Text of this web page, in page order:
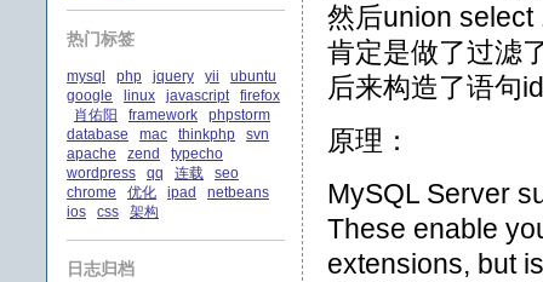
然后union select
肯定是做了过滤
后来构造了语句
原理：
MySQL Server
These enable
extensions, but
热门标签
mysql php jquery yii
ubuntu
google
linux javascript
firefox
肖佑阳
framework
phpstorm
database
mac thinkphp
svn
apache
zend
typecho
wordpress
qq 连载
seo
chrome
优化 ipad
netbeans
ios
css 架构
日志归档